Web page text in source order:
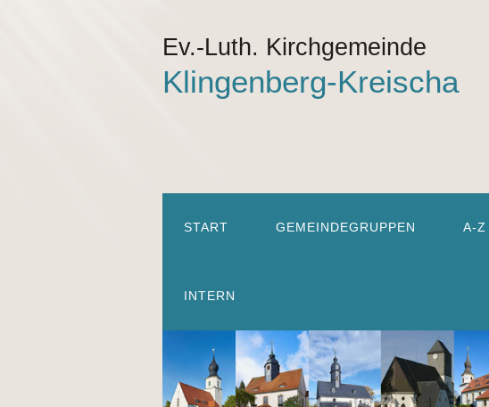
Ev.-Luth. Kirchgemeinde
Klingenberg-Kreischa
START GEMEINDEGRUPPEN A-Z
INTERN